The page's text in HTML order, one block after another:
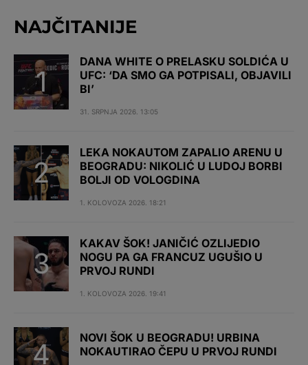
NAJČITANIJE
DANA WHITE O PRELASKU SOLDIĆA U
UFC: ‘DA SMO GA POTPISALI, OBJAVILI
BI’
31. SRPNJA 2026. 13:05
LEKA NOKAUTOM ZAPALIO ARENU U
BEOGRADU: NIKOLIĆ U LUDOJ BORBI
BOLJI OD VOLOGDINA
1. KOLOVOZA 2026. 18:21
KAKAV ŠOK! JANIČIĆ OZLIJEDIO
NOGU PA GA FRANCUZ UGUŠIO U
PRVOJ RUNDI
1. KOLOVOZA 2026. 19:41
NOVI ŠOK U BEOGRADU! URBINA
NOKAUTIRAO ČEPU U PRVOJ RUNDI